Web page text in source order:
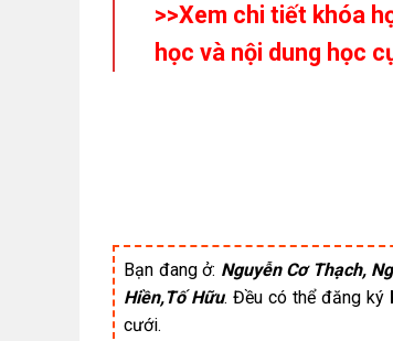
>>Xem chi tiết khóa
học và nội dung học
Bạn đang ở: Nguyễn Cơ Thạch,
Hiền,Tố Hữu. Đều có thể đăng ký
cưới.